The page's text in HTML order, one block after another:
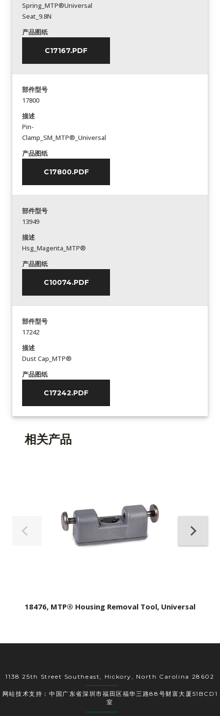
Spring_MTP®Universal
Seat_9.8N
产品图纸
C17167.PDF
部件型号
17800
描述
Pin-
Clamp_SM_MTP®_Universal
产品图纸
C17800.PDF
部件型号
13949
描述
Hsg_Magenta_MTP®
产品图纸
C10074.PDF
部件型号
17242
描述
Dust Cap_MTP®
产品图纸
C17242.PDF
相关产品
18476, MTP® Housing Removal Tool, Universal
1138 25th Street Southeast, Hickory, North Carolina 28602
网站技术支持：中国广东省深圳市福田区福华三路88号财富大厦51BCD1
室